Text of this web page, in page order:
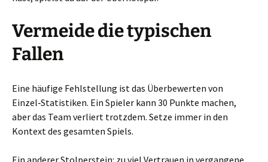
Vermeide die typischen
Fallen
Eine häufige Fehlstellung ist das Überbewerten von
Einzel‑Statistiken. Ein Spieler kann 30 Punkte machen,
aber das Team verliert trotzdem. Setze immer in den
Kontext des gesamten Spiels.
Ein anderer Stolperstein: zu viel Vertrauen in vergangene